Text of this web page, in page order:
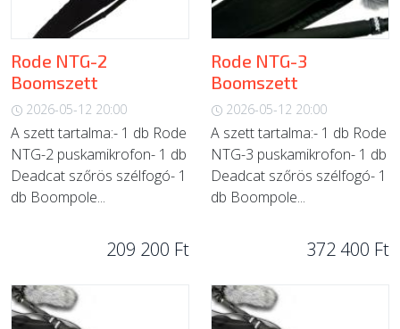
Rode NTG-2
Boomszett
2026-05-12 20:00
A szett tartalma:- 1 db Rode
NTG-2 puskamikrofon- 1 db
Deadcat szőrös szélfogó- 1
db Boompole...
209 200 Ft
Rode NTG-3
Boomszett
2026-05-12 20:00
A szett tartalma:- 1 db Rode
NTG-3 puskamikrofon- 1 db
Deadcat szőrös szélfogó- 1
db Boompole...
372 400 Ft